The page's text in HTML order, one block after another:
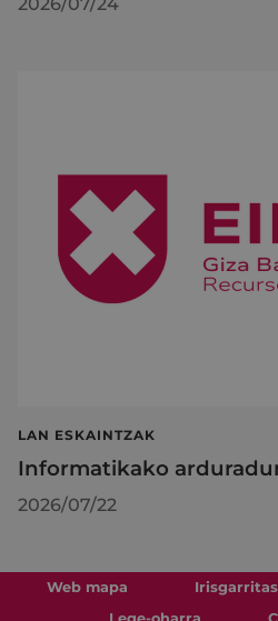
LAN ESKAINTZAK
Informatikako
2026/07/22
Web mapa